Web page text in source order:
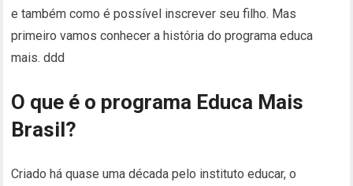
e também como é possível inscrever seu filho. Mas
primeiro vamos conhecer a história do programa educa
mais. ddd
O que é o programa Educa Mais
Brasil?
Criado há quase uma década pelo instituto educar, o